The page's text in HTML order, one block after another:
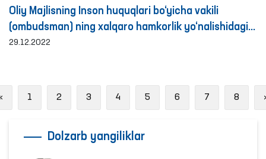
Oliy Majlisning Inson huquqlari bo‘yicha vakili
(ombudsman) ning xalqaro hamkorlik yo‘nalishidagi
faoliyati haqida brifing
29.12.2022
Previous
1 2 3 4 5 6 7 8
Dolzarb yangiliklar